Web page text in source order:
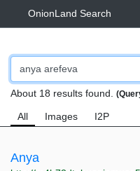
OnionLand Search
About 18 results found.
All Images I2P
Anya